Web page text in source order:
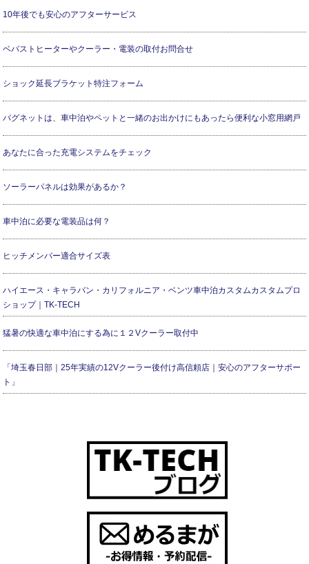
10年後でも安心のアフターサービス
ベバストヒーターやクーラー・電装の取付お問合せ
ショック延長ブラケット特注フォーム
バグネットは、車中泊やペットと一緒のお出かけにもあったら便利な小窓用網戸
あなたに合った充電システムをチェック
ソーラーパネルは効果があるか？
車中泊に必要な電装品は何？
ヒッチメンバー適合サイズ表
ハイエース・キャラバン・カリフォルニア・ベンツ車中泊カスタムカスタムプロ
ショップ｜TK-TECH
猛暑の快適な車中泊にする為に１２Vクーラー取付中
「埼玉春日部｜25年実績の12Vクーラー後付け高信頼店｜安心のアフターサポー
ト」